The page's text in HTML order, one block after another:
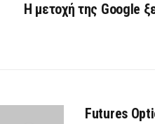
Η μετοχή της Google
Futures